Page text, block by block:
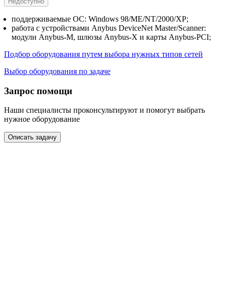
поддерживаемые ОС: Windows 98/ME/NT/2000/XP;
работа с устройствами Anybus DeviceNet Master/Scanner:
модули Anybus-М, шлюзы Anybus-Х и карты Anybus-PCI;
Подбор оборудования путем выбора нужных типов сетей
Выбор оборудования по задаче
Запрос помощи
Наши специалисты проконсультируют и помогут выбрать
нужное оборудование
Описать задачу